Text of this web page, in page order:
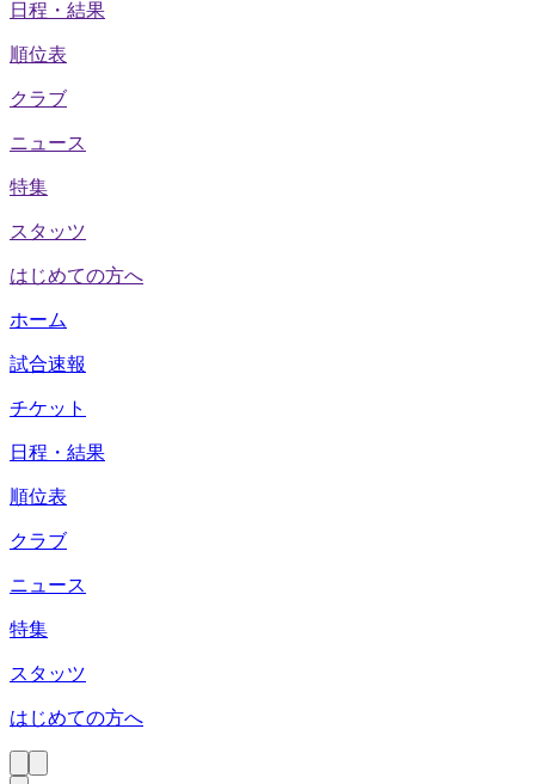
日程・結果
順位表
クラブ
ニュース
特集
スタッツ
はじめての方へ
ホーム
試合速報
チケット
日程・結果
順位表
クラブ
ニュース
特集
スタッツ
はじめての方へ